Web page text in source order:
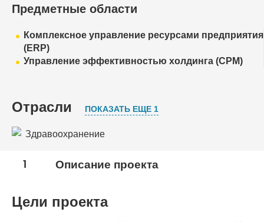
Предметные области
Комплексное управление ресурсами предприятия
(ERP)
Управление эффективностью холдинга (CPM)
Отрасли ПОКАЗАТЬ ЕЩЕ 1
Здравоохранение
Инвестиционные компании, фонды
1 Описание проекта
Цели проекта